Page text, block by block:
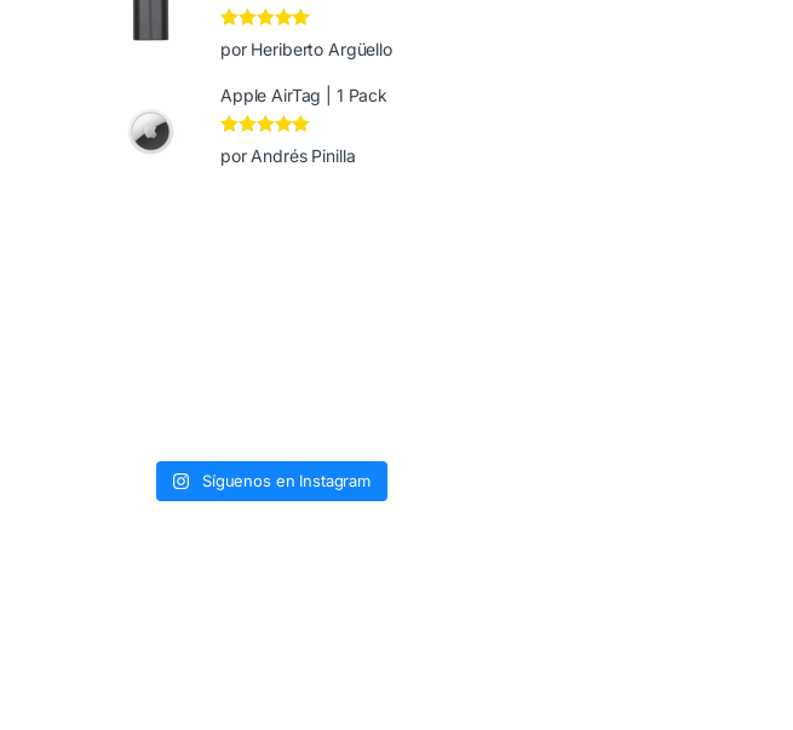
Valorado en5
de 5
por Heriberto Argüello
Apple AirTag | 1 Pack
Valorado en5
de 5
por Andrés Pinilla
Síguenos en Instagram